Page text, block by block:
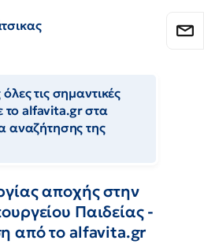
τις σημαντικές
το alfavita.gr στα
αναζήτησης της
αποχής στην
Παιδείας -
από το alfavita.gr